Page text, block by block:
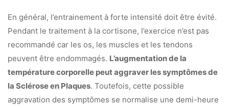
En général, l’entrainement à forte intensité doit être évité.
Pendant le traitement à la cortisone, l’exercice n’est pas
recommandé car les os, les muscles et les tendons
peuvent être endommagés. L’augmentation de la
température corporelle peut aggraver les symptômes de
la Sclérose en Plaques. Toutefois, cette possible
aggravation des symptômes se normalise une demi-heure